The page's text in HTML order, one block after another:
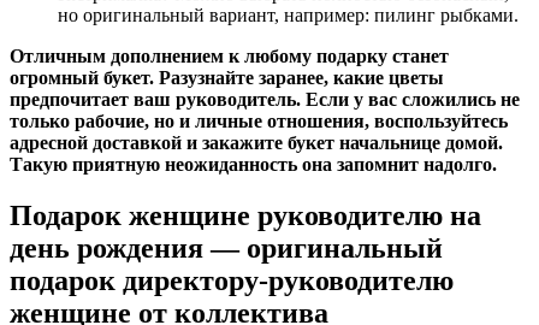
но оригинальный вариант, например: пилинг рыбками.
Отличным дополнением к любому подарку станет
огромный букет. Разузнайте заранее, какие цветы
предпочитает ваш руководитель. Если у вас сложились не
только рабочие, но и личные отношения, воспользуйтесь
адресной доставкой и закажите букет начальнице домой.
Такую приятную неожиданность она запомнит надолго.
Подарок женщине руководителю на
день рождения — оригинальный
подарок директору-руководителю
женщине от коллектива